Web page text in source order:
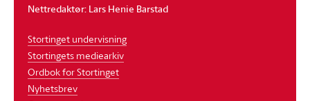
Nettredaktør: Lars Henie Barstad
Stortinget undervisning
Stortingets mediearkiv
Ordbok for Stortinget
Nyhetsbrev